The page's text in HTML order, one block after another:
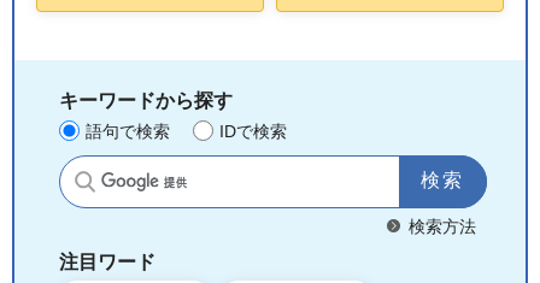
キーワードから探す
語句で検索 IDで検索
サイト内検索
検索方法
注目ワード